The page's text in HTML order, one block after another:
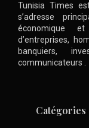
Tunisia Times
s’adresse
économique
d’entreprises,
banquiers,
communicateurs .
Catégories